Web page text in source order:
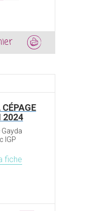
CÉPAGE
2024
IGP
fiche